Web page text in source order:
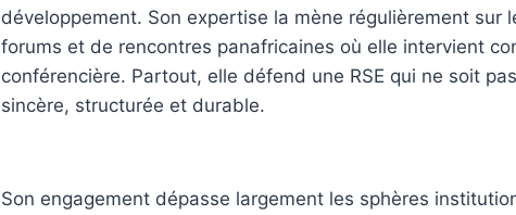
développement. Son expertise la mène régulièrement sur
forums et de rencontres panafricaines où elle intervient
conférencière. Partout, elle défend une RSE qui ne soit
sincère, structurée et durable.
Son engagement dépasse largement les sphères